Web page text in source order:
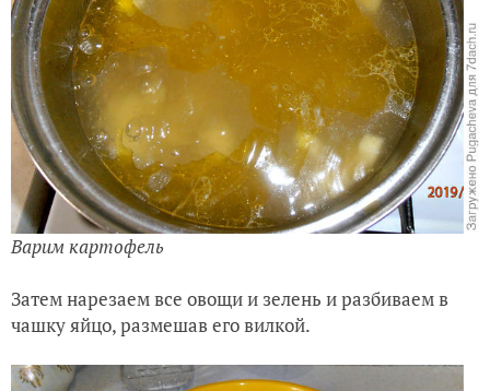
Варим картофель
Затем нарезаем все овощи и зелень и разбиваем в
чашку яйцо, размешав его вилкой.